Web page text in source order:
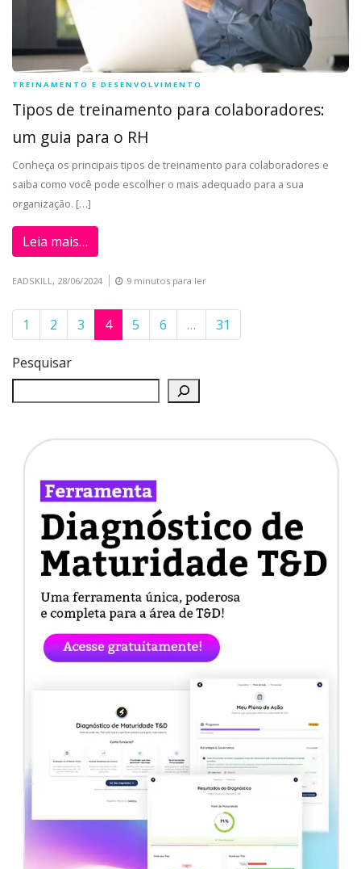
TREINAMENTO E DESENVOLVIMENTO
Tipos de treinamento para colaboradores:
um guia para o RH
Conheça os principais tipos de treinamento para colaboradores e
saiba como você pode escolher o mais adequado para a sua
organização. […]
Leia mais…
EADSKILL, 28/06/2024 9 minutos para ler
1 2 3 4 5 6 … 31
Pesquisar